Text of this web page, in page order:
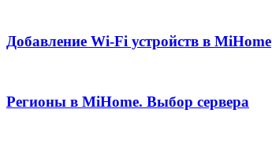
Добавление Wi-Fi устройств в MiHome
Регионы в MiHome. Выбор сервера